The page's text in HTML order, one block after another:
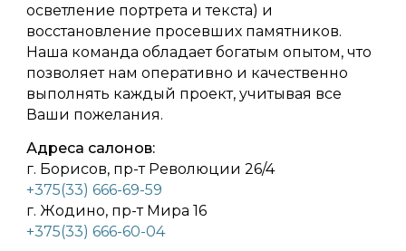
осветление портрета и текста) и
восстановление просевших памятников.
Наша команда обладает богатым опытом, что
позволяет нам оперативно и качественно
выполнять каждый проект, учитывая все
Ваши пожелания.
Адреса салонов:
г. Борисов, пр-т Революции 26/4
+375(33) 666-69-59
г. Жодино, пр-т Мира 16
+375(33) 666-60-04